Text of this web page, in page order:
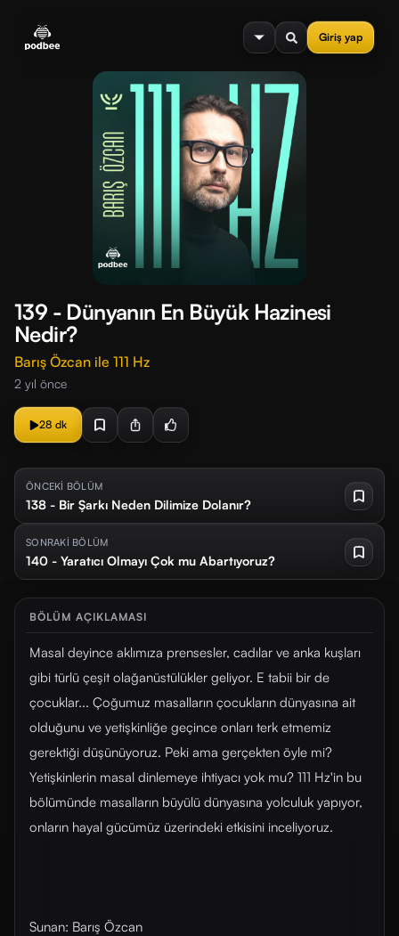
Giriş yap
menu
139 - Dünyanın En Büyük Hazinesi
Nedir?
Barış Özcan ile 111 Hz
2 yıl önce
28 dk
ÖNCEKİ BÖLÜM
138 - Bir Şarkı Neden Dilimize Dolanır?
SONRAKİ BÖLÜM
140 - Yaratıcı Olmayı Çok mu Abartıyoruz?
BÖLÜM AÇIKLAMASI
Masal deyince aklımıza prensesler, cadılar ve anka kuşları
gibi türlü çeşit olağanüstülükler geliyor. E tabii bir de
çocuklar... Çoğumuz masalların çocukların dünyasına ait
olduğunu ve yetişkinliğe geçince onları terk etmemiz
gerektiği düşünüyoruz. Peki ama gerçekten öyle mi?
Yetişkinlerin masal dinlemeye ihtiyacı yok mu? 111 Hz'in bu
bölümünde masalların büyülü dünyasına yolculuk yapıyor,
onların hayal gücümüz üzerindeki etkisini inceliyoruz.
Sunan: Barış Özcan